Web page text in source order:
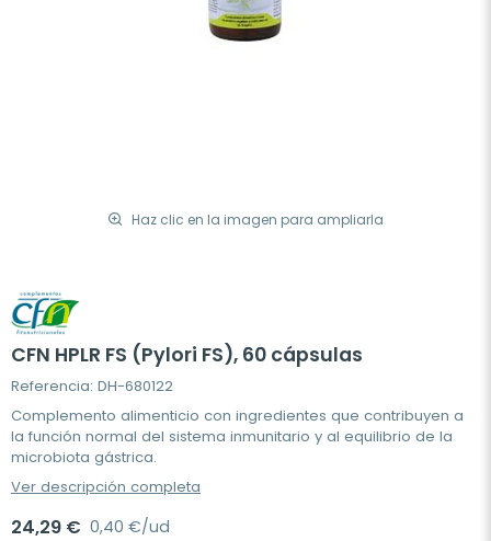
Haz clic en la imagen para ampliarla
CFN HPLR FS (Pylori FS), 60 cápsulas
Referencia: DH-680122
Complemento alimenticio con ingredientes que contribuyen a
la función normal del sistema inmunitario y al equilibrio de la
microbiota gástrica.
Ver descripción completa
24,29 € 0,40 €/ud